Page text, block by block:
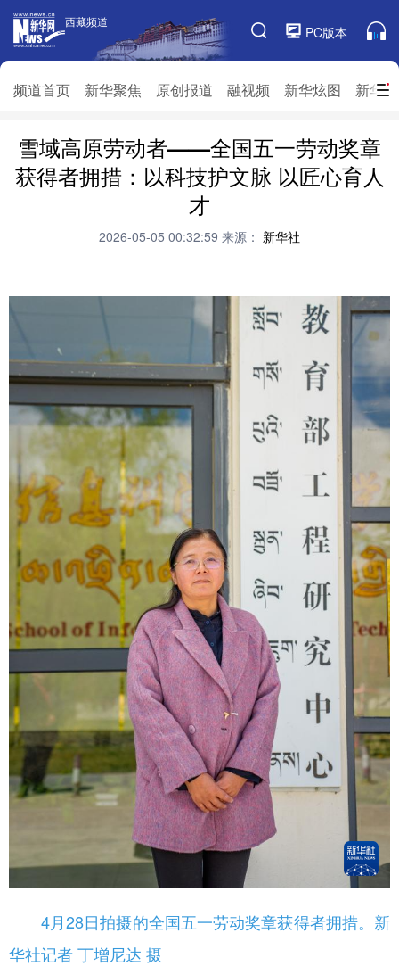
西藏频道
PC版本
频道首页 新华聚焦 原创报道 融视频 新华炫图 新华
西藏频道
频道栏目
频道首页 新华聚焦 原创报道
融视频
新华炫图
新华访谈 新华云直播
视界屋脊
雪域高原劳动者——全国五一劳动奖章
获得者拥措：以科技护文脉 以匠心育人
才
2026-05-05 00:32:59 来源： 新华社
4月28日拍摄的全国五一劳动奖章获得者拥措。新
华社记者 丁增尼达 摄